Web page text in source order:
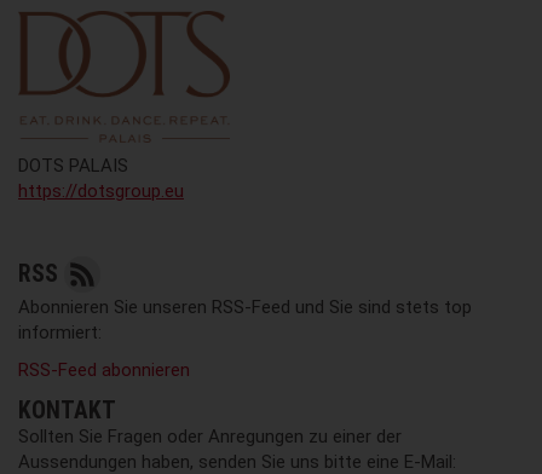
DOTS PALAIS
https://dotsgroup.eu
RSS
Abonnieren Sie unseren RSS-Feed und Sie sind stets top
informiert:
RSS-Feed abonnieren
KONTAKT
Sollten Sie Fragen oder Anregungen zu einer der
Aussendungen haben, senden Sie uns bitte eine E-Mail: